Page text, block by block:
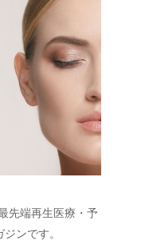
先端再生医療・予
ンです。